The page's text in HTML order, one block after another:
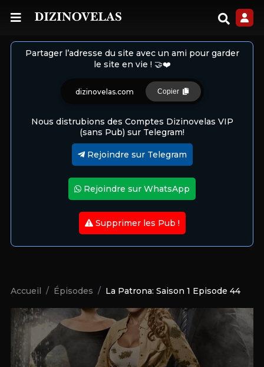
Partager l’adresse du site avec un ami pour garder
le site en vie ! 🤝❤️
dizinovelas.com Copier
Nous distrubions des Comptes Dizinovelas VIP
(sans Pub) sur Telegram!
Rejoindre sur Telegram
Rejoindre sur WhatsApp
Supprimer les Pub !
Accueil Épisodes La Patrona: Saison 1 Episode 44